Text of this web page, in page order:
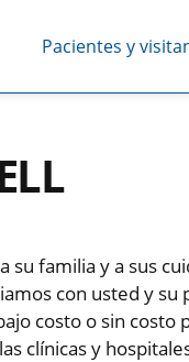
Pacientes y
su familia y a sus
con usted y
costo o sin
clínicas y